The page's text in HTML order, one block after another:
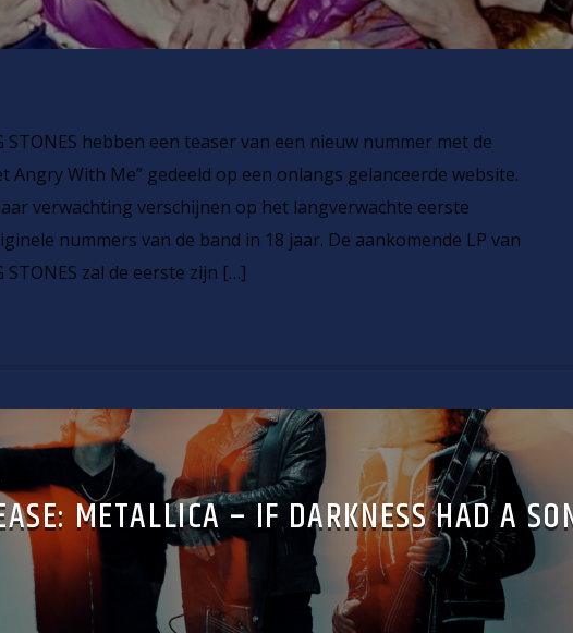
STONES hebben een teaser van een nieuw nummer met de
Angry With Me” gedeeld op een onlangs gelanceerde website.
verwachting verschijnen op het langverwachte eerste
nummers van de band in 18 jaar. De aankomende LP van
STONES zal de eerste zijn […]
METALLICA – IF DARKNESS HAD A